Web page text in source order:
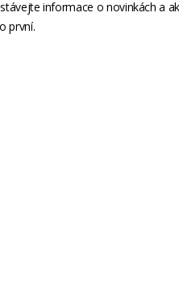
informace o novinkách a
první.